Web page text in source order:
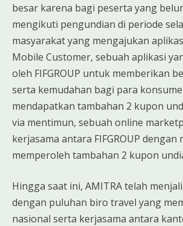
besar karena bagi peserta yang
mengikuti pengundian di periode
masyarakat yang mengajukan
Mobile Customer, sebuah aplikasi
oleh FIFGROUP untuk memberikan
serta kemudahan bagi para
mendapatkan tambahan 2 kupon
via mentimun, sebuah online
kerjasama antara FIFGROUP dengan
memperoleh tambahan 2 kupon
Hingga saat ini, AMITRA telah
dengan puluhan biro travel yang
nasional serta kerjasama antara